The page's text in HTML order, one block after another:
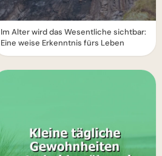
Im Alter wird das Wesentliche sichtbar:
Eine weise Erkenntnis fürs Leben